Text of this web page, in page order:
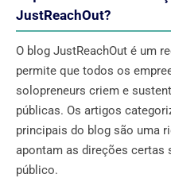
JustReachOut?
O blog JustReachOut é um
permite que todos os
solopreneurs criem e
públicas. Os artigos
principais do blog são uma
apontam as direções certas
público.